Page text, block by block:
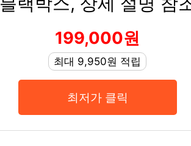
199,000원
최대 9,950원 적립
최저가 클릭